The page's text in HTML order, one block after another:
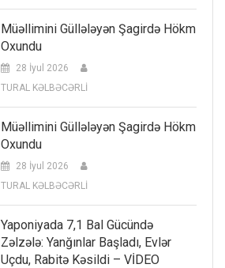
Müəllimini Güllələyən Şagirdə Hökm
Oxundu
28 İyul 2026
TURAL KƏLBƏCƏRLİ
Müəllimini Güllələyən Şagirdə Hökm
Oxundu
28 İyul 2026
TURAL KƏLBƏCƏRLİ
Yaponiyada 7,1 Bal Gücündə
Zəlzələ: Yanğınlar Başladı, Evlər
Uçdu, Rabitə Kəsildi – VİDEO